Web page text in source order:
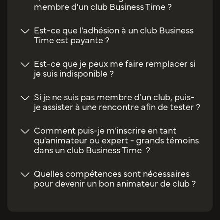
membre d'un club Business Time ?
Est-ce que l'adhésion à un club Business
Time est payante ?
Est-ce que je peux me faire remplacer si
je suis indisponible ?
Si je ne suis pas membre d'un club, puis-
je assister à une rencontre afin de tester ?
Comment puis-je m'inscrire en tant
qu'animateur ou expert - grands témoins
dans un club Business Time ?
Quelles compétences sont nécessaires
pour devenir un bon animateur de club ?